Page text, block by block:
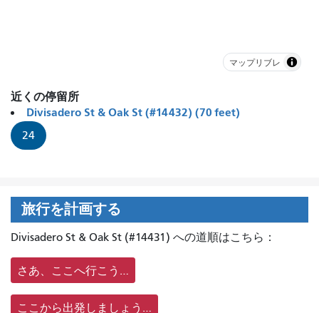
マップリブレ
近くの停留所
Divisadero St & Oak St (#14432) (70 feet)
24
旅行を計画する
Divisadero St & Oak St (#14431) への道順はこちら：
さあ、ここへ行こう…
ここから出発しましょう…